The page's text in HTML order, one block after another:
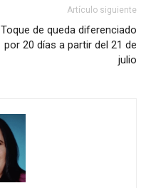
Artículo siguiente
Toque de queda diferenciado
por 20 días a partir del 21 de
julio